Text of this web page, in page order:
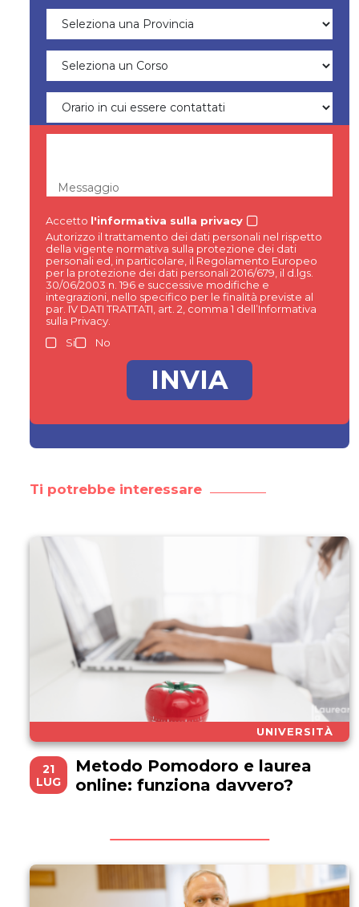
Messaggio
Accetto l'informativa sulla privacy
Autorizzo il trattamento dei dati personali nel rispetto
della vigente normativa sulla protezione dei dati
personali ed, in particolare, il Regolamento Europeo
per la protezione dei dati personali 2016/679, il d.lgs.
30/06/2003 n. 196 e successive modifiche e
integrazioni, nello specifico per le finalità previste al
par. IV DATI TRATTATI, art. 2, comma 1 dell’Informativa
sulla Privacy.
Si
No
Ti potrebbe interessare
UNIVERSITÀ
21
LUG
Metodo Pomodoro e laurea
online: funziona davvero?